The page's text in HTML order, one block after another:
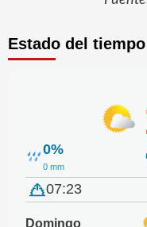
Estado del tiempo
0%
0 mm
07:23
Domingo